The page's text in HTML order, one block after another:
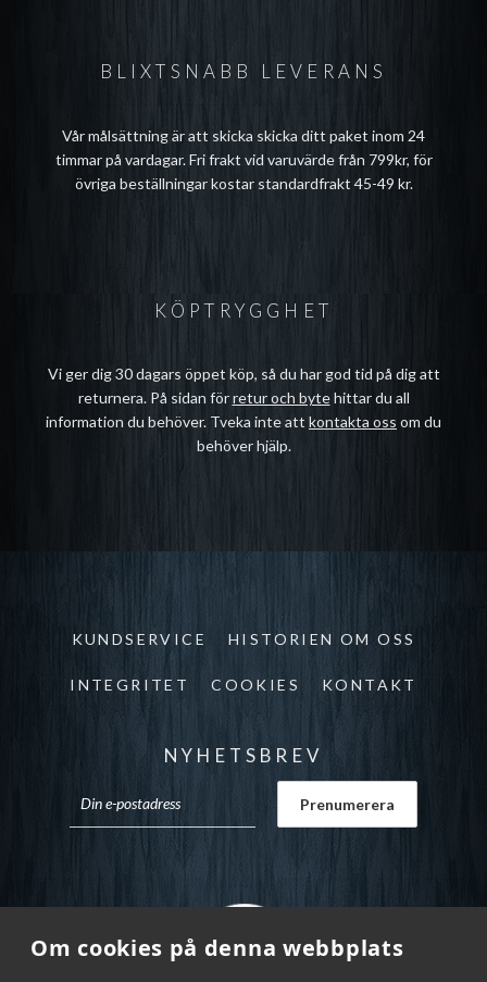
Om cookies på denna webbplats
BLIXTSNABB LEVERANS
Vår målsättning är att skicka skicka ditt paket inom 24
timmar på vardagar. Fri frakt vid varuvärde från 799kr, för
övriga beställningar kostar standardfrakt 45-49 kr.
KÖPTRYGGHET
Vi ger dig 30 dagars öppet köp, så du har god tid på dig att
returnera. På sidan förretur och bytehittar du all
information du behöver. Tveka inte att kontakta oss om du
behöver hjälp.
KUNDSERVICE HISTORIEN OM OSS
INTEGRITET COOKIES KONTAKT
NYHETSBREV